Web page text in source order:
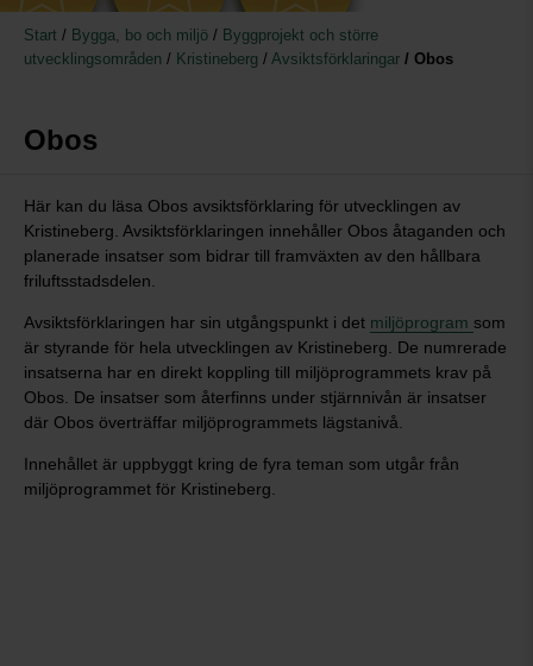
Start / Bygga, bo och miljö / Byggprojekt och större
utvecklingsområden / Kristineberg / Avsiktsförklaringar / Obos
Obos
Här kan du läsa Obos avsiktsförklaring för utvecklingen av
Kristineberg. Avsiktsförklaringen innehåller Obos åtaganden och
planerade insatser som bidrar till framväxten av den hållbara
friluftsstadsdelen.
Avsiktsförklaringen har sin utgångspunkt i det miljöprogram som
är styrande för hela utvecklingen av Kristineberg. De numrerade
insatserna har en direkt koppling till miljöprogrammets krav på
Obos. De insatser som återfinns under stjärnnivån är insatser
där Obos överträffar miljöprogrammets lägstanivå.
Innehållet är uppbyggt kring de fyra teman som utgår från
miljöprogrammet för Kristineberg.